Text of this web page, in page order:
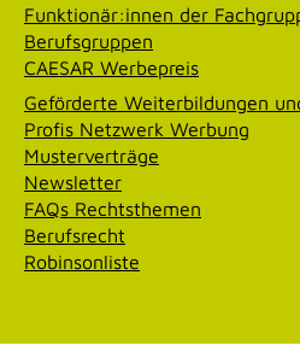
Funktionär:innen der
Berufsgruppen
CAESAR Werbepreis
Geförderte Weiterbildungen
Profis Netzwerk Werbung
Musterverträge
Newsletter
FAQs Rechtsthemen
Berufsrecht
Robinsonliste